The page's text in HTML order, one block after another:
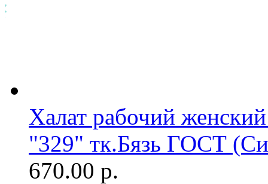
Халат рабочий
"329" тк.Бязь ГОСТ
670.00 р.